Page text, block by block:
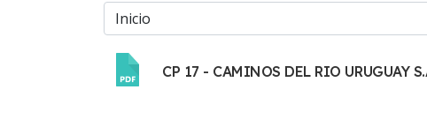
CP 17 - CAMINOS DEL RIO URUGUAY